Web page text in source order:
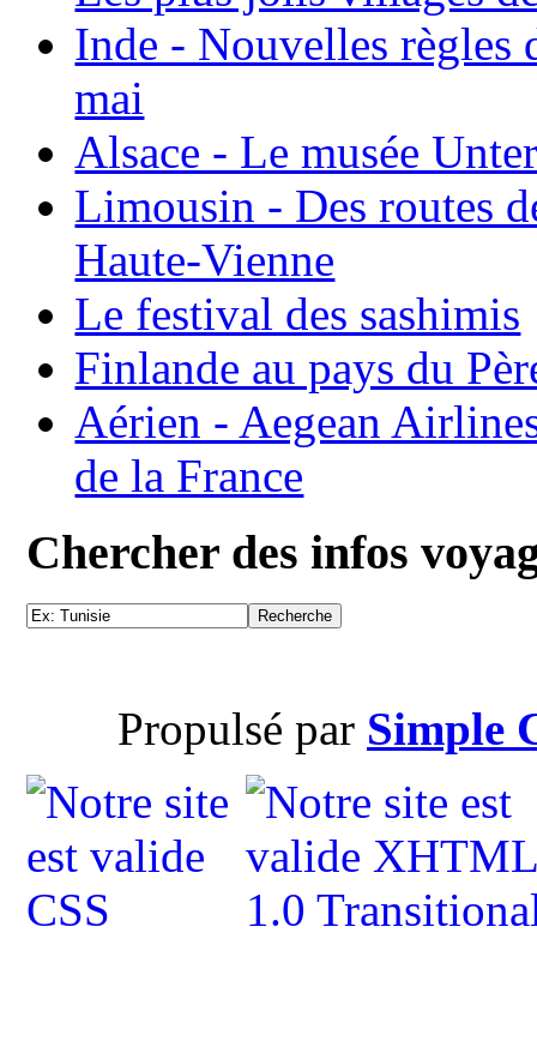
Inde - Nouvelles règles
mai
Alsace - Le musée
Limousin - Des routes
Haute-Vienne
Le festival des sashimis
Finlande au pays du
Aérien - Aegean
de la France
Chercher des infos
Propulsé par Simple